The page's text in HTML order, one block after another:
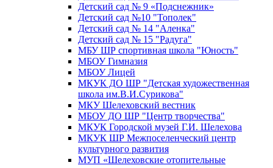
Детский сад № 9 «Подснежник»
Детский сад №10 "Тополек"
Детский сад № 14 "Аленка"
Детский сад № 15 "Радуга"
МБУ ШР спортивная школа "Юность"
МБОУ Гимназия
МБОУ Лицей
МКУК ДО ШР "Детская художественная
школа им.В.И.Сурикова"
МКУ Шелеховский вестник
МБОУ ДО ШР "Центр творчества"
МКУК Городской музей Г.И. Шелехова
МКУК ШР Межпоселенческий центр
культурного развития
МУП «Шелеховские отопительные